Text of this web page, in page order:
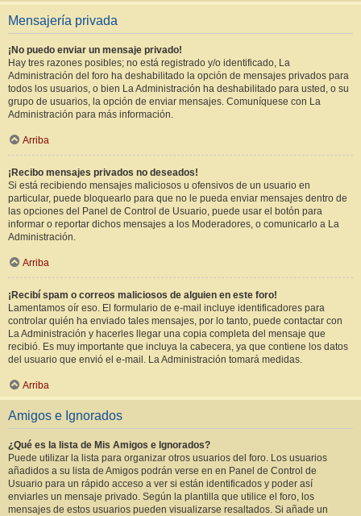
Mensajería privada
¡No puedo enviar un mensaje privado!
Hay tres razones posibles; no está registrado y/o identificado, La
Administración del foro ha deshabilitado la opción de mensajes privados para
todos los usuarios, o bien La Administración ha deshabilitado para usted, o su
grupo de usuarios, la opción de enviar mensajes. Comuníquese con La
Administración para más información.
Arriba
¡Recibo mensajes privados no deseados!
Si está recibiendo mensajes maliciosos u ofensivos de un usuario en
particular, puede bloquearlo para que no le pueda enviar mensajes dentro de
las opciones del Panel de Control de Usuario, puede usar el botón para
informar o reportar dichos mensajes a los Moderadores, o comunicarlo a La
Administración.
Arriba
¡Recibí spam o correos maliciosos de alguien en este foro!
Lamentamos oír eso. El formulario de e-mail incluye identificadores para
controlar quién ha enviado tales mensajes, por lo tanto, puede contactar con
La Administración y hacerles llegar una copia completa del mensaje que
recibió. Es muy importante que incluya la cabecera, ya que contiene los datos
del usuario que envió el e-mail. La Administración tomará medidas.
Arriba
Amigos e Ignorados
¿Qué es la lista de Mis Amigos e Ignorados?
Puede utilizar la lista para organizar otros usuarios del foro. Los usuarios
añadidos a su lista de Amigos podrán verse en en Panel de Control de
Usuario para un rápido acceso a ver si están identificados y poder así
enviarles un mensaje privado. Según la plantilla que utilice el foro, los
mensajes de estos usuarios pueden visualizarse resaltados. Si añade un